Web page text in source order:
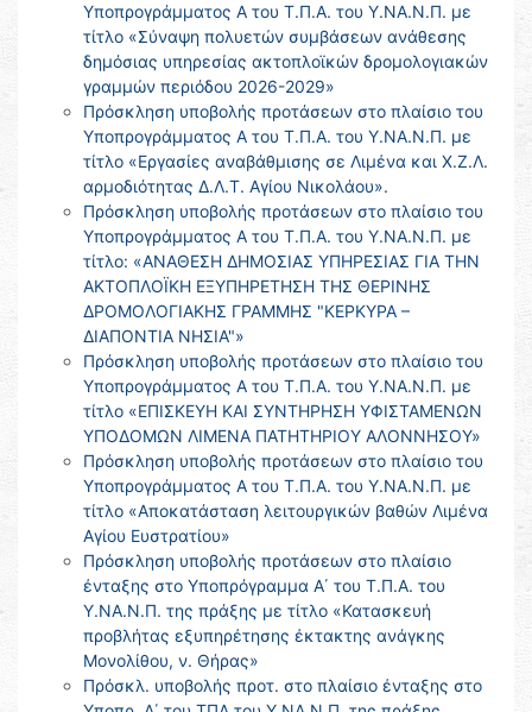
Υποπρογράμματος Α του Τ.Π.Α. του Υ.ΝΑ.Ν.Π. με
τίτλο «Σύναψη πολυετών συμβάσεων ανάθεσης
δημόσιας υπηρεσίας ακτοπλοϊκών δρομολογιακών
γραμμών περιόδου 2026-2029»
Πρόσκληση υποβολής προτάσεων στο πλαίσιο του
Υποπρογράμματος Α του Τ.Π.Α. του Υ.ΝΑ.Ν.Π. με
τίτλο «Εργασίες αναβάθμισης σε Λιμένα και Χ.Ζ.Λ.
αρμοδιότητας Δ.Λ.Τ. Αγίου Νικολάου».
Πρόσκληση υποβολής προτάσεων στο πλαίσιο του
Υποπρογράμματος Α του Τ.Π.Α. του Υ.ΝΑ.Ν.Π. με
τίτλο: «ΑΝΑΘΕΣΗ ΔΗΜΟΣΙΑΣ ΥΠΗΡΕΣΙΑΣ ΓΙΑ ΤΗΝ
ΑΚΤΟΠΛΟΪΚΗ ΕΞΥΠΗΡΕΤΗΣΗ ΤΗΣ ΘΕΡΙΝΗΣ
ΔΡΟΜΟΛΟΓΙΑΚΗΣ ΓΡΑΜΜΗΣ "ΚΕΡΚΥΡΑ –
ΔΙΑΠΟΝΤΙΑ ΝΗΣΙΑ"»
Πρόσκληση υποβολής προτάσεων στο πλαίσιο του
Υποπρογράμματος Α του Τ.Π.Α. του Υ.ΝΑ.Ν.Π. με
τίτλο «ΕΠΙΣΚΕΥΗ ΚΑΙ ΣΥΝΤΗΡΗΣΗ ΥΦΙΣΤΑΜΕΝΩΝ
ΥΠΟΔΟΜΩΝ ΛΙΜΕΝΑ ΠΑΤΗΤΗΡΙΟΥ ΑΛΟΝΝΗΣΟΥ»
Πρόσκληση υποβολής προτάσεων στο πλαίσιο του
Υποπρογράμματος Α του Τ.Π.Α. του Υ.ΝΑ.Ν.Π. με
τίτλο «Αποκατάσταση λειτουργικών βαθών Λιμένα
Αγίου Ευστρατίου»
Πρόσκληση υποβολής προτάσεων στο πλαίσιο
ένταξης στο Υποπρόγραμμα Α΄ του Τ.Π.Α. του
Υ.ΝΑ.Ν.Π. της πράξης με τίτλο «Κατασκευή
προβλήτας εξυπηρέτησης έκτακτης ανάγκης
Μονολίθου, ν. Θήρας»
Πρόσκλ. υποβολής προτ. στο πλαίσιο ένταξης στο